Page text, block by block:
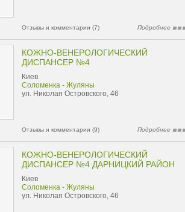
Отзывы и комментарии (7) Подробнее
КОЖНО-ВЕНЕРОЛОГИЧЕСКИЙ
ДИСПАНСЕР №4
Киев
Соломенка - Жуляны
ул. Николая Островского, 46
Отзывы и комментарии (9) Подробнее
КОЖНО-ВЕНЕРОЛОГИЧЕСКИЙ
ДИСПАНСЕР №4 ДАРНИЦКИЙ РАЙОН
Киев
Соломенка - Жуляны
ул. Николая Островского, 46